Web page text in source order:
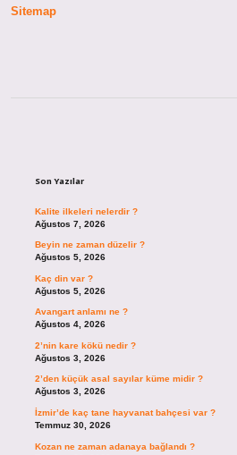
Sitemap
Son Yazılar
Kalite ilkeleri nelerdir ?
Ağustos 7, 2026
Beyin ne zaman düzelir ?
Ağustos 5, 2026
Kaç din var ?
Ağustos 5, 2026
Avangart anlamı ne ?
Ağustos 4, 2026
2’nin kare kökü nedir ?
Ağustos 3, 2026
2’den küçük asal sayılar küme midir ?
Ağustos 3, 2026
İzmir’de kaç tane hayvanat bahçesi var ?
Temmuz 30, 2026
Kozan ne zaman adanaya bağlandı ?